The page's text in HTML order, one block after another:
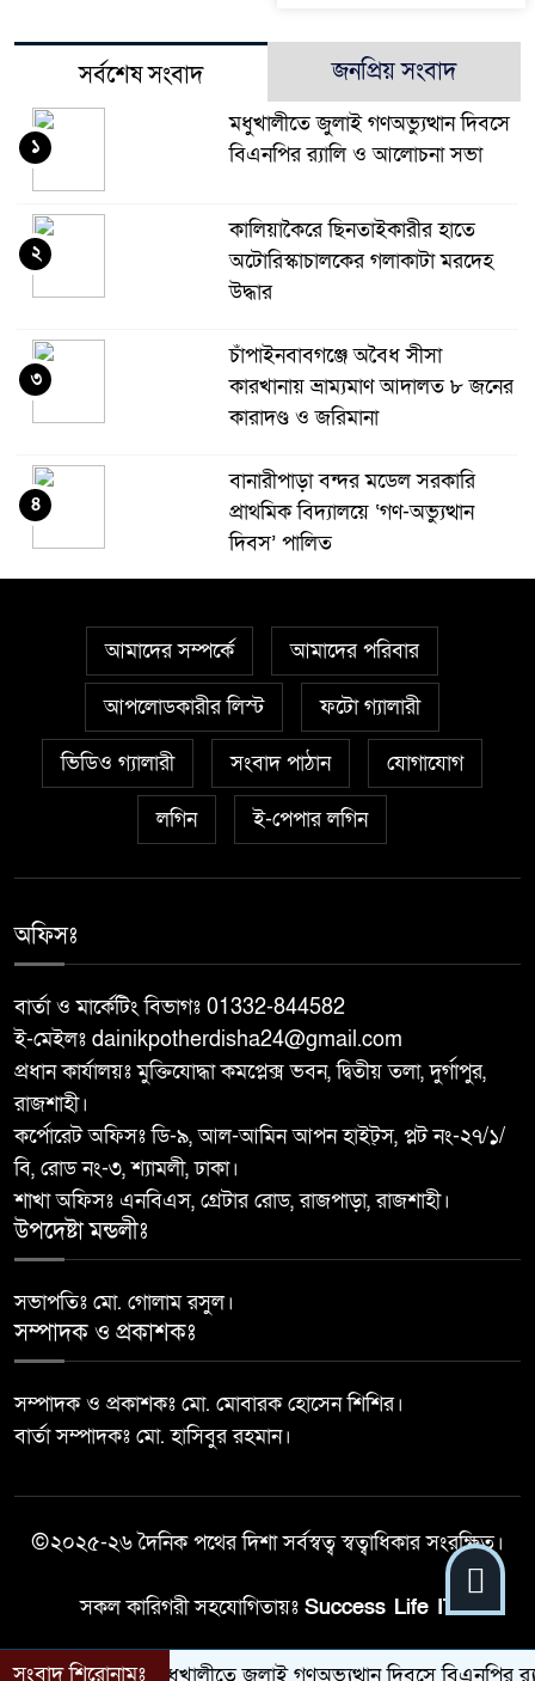
সর্বশেষ সংবাদ জনপ্রিয় সংবাদ
মধুখালীতে জুলাই গণঅভ্যুত্থান দিবসে
বিএনপির র‍্যালি ও আলোচনা সভা
১
কালিয়াকৈরে ছিনতাইকারীর হাতে
অটোরিস্কাচালকের গলাকাটা মরদেহ
উদ্ধার
২
চাঁপাইনবাবগঞ্জে অবৈধ সীসা
কারখানায় ভ্রাম্যমাণ আদালত ৮ জনের
কারাদণ্ড ও জরিমানা
৩
বানারীপাড়া বন্দর মডেল সরকারি
প্রাথমিক বিদ্যালয়ে ‘গণ-অভ্যুত্থান
দিবস’ পালিত
৪
পালিত
শাহ্ নেয়ামতুল্লাহ কলেজে জুলাই
গণঅভ্যুত্থান দিবস-২০২৬ উদযাপন
বড়াইগ্রামে ৩৬ জুলাই গণঅভ্যুত্থান
দিবস-২৬ উপলক্ষ্যে আলোচনা সভা ও
চলচিত্র/প্রামাণ্য চিত্র প্রদর্শন
গণঅভ্যুত্থান দিবস
৮
হরিমোহন সরকারি উচ্চ বিদ্যালয়ে
৯
জুলাই শহীদ স্মৃতি আন্তঃথানা ফুটবল
টুর্নামেন্টের ফাইনাল ও পুরস্কার বিতরণ
১০
আমাদের সম্পর্কে আমাদের পরিবার
আপলোডকারীর লিস্ট ফটো গ্যালারী
ভিডিও গ্যালারী সংবাদ পাঠান যোগাযোগ
লগিন ই-পেপার লগিন
অফিসঃ
বার্তা ও মার্কেটিং বিভাগঃ 01332-844582
ই-মেইলঃ dainikpotherdisha24@gmail.com
প্রধান কার্যালয়ঃ মুক্তিযোদ্ধা কমপ্লেক্স ভবন, দ্বিতীয় তলা, দুর্গাপুর,
রাজশাহী।
কর্পোরেট অফিসঃ ডি-৯, আল-আমিন আপন হাইট্স, প্লট নং-২৭/১/
বি, রোড নং-৩, শ্যামলী, ঢাকা।
শাখা অফিসঃ এনবিএস, গ্রেটার রোড, রাজপাড়া, রাজশাহী।
উপদেষ্টা মন্ডলীঃ
সভাপতিঃ মো. গোলাম রসুল।
সম্পাদক ও প্রকাশকঃ
সম্পাদক ও প্রকাশকঃ মো. মোবারক হোসেন শিশির।
বার্তা সম্পাদকঃ মো. হাসিবুর রহমান।
©২০২৫-২৬ দৈনিক পথের দিশা সর্বস্বত্ব স্বত্বাধিকার সংরক্ষিত।
সকল কারিগরী সহযোগিতায়ঃ Success Life IT
সংবাদ শিরোনামঃ